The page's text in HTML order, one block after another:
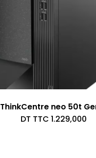
ThinkCentre neo 50t
DT TTC 1.229,000